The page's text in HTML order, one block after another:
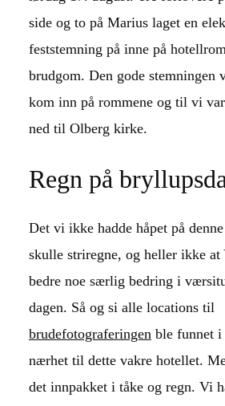
side og to på Marius laget en
feststemning på inne på
brudgom. Den gode stemningen
kom inn på rommene og til vi
ned til Olberg kirke.
Regn på
Det vi ikke hadde håpet på
skulle striregne, og heller ikke
bedre noe særlig bedring i
dagen. Så og si alle locations til
brudefotograferingenble funnet i
nærhet til dette vakre hotellet.
det innpakket i tåke og regn. Vi